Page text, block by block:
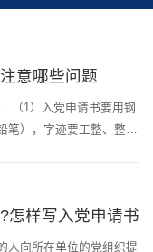
意哪些问题
笔），字迹要工整、整
怎样写入党申请书
人向所在单位的党组织提